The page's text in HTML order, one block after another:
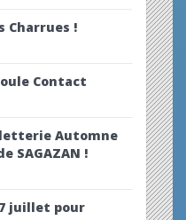
Charrues !
Contact
Automne
SAGAZAN !
juillet pour